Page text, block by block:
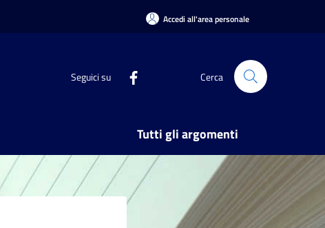
Accedi all'area personale
Seguici su Cerca
Tutti gli argomenti